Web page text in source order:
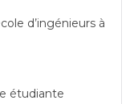
d’ingénieurs à
étudiante